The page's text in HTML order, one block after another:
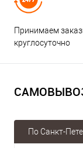
Принимаем
круглосуточно
По Санкт-